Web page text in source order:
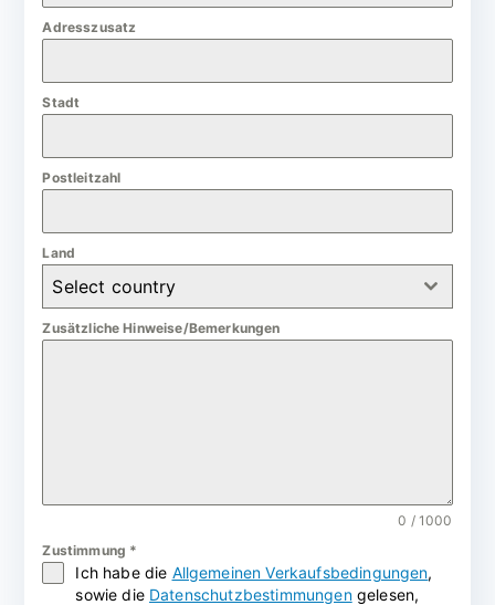
m
a
y
Adresszusatz
Stadt
Postleitzahl
Land
Select country
Zusätzliche Hinweise/Bemerkungen
0 / 1000
Zustimmung *
Ich habe die Allgemeinen Verkaufsbedingungen,
sowie die Datenschutzbestimmungengelesen,